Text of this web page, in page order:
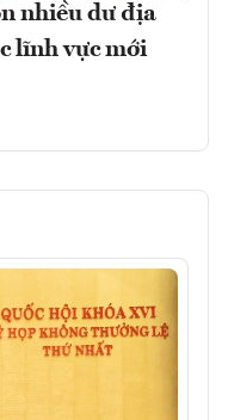
nhiều dư địa
lĩnh vực mới